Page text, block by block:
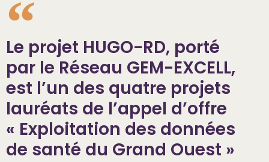
Le projet HUGO-RD, porté
par le Réseau GEM-EXCELL,
est l’un des quatre projets
lauréats de l’appel d’offre
« Exploitation des données
de santé du Grand Ouest »